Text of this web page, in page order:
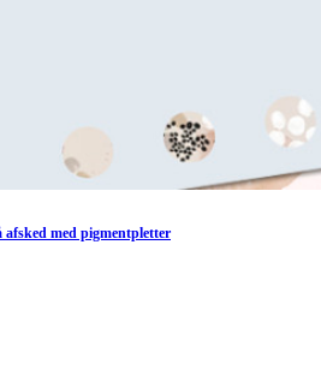
med pigmentpletter